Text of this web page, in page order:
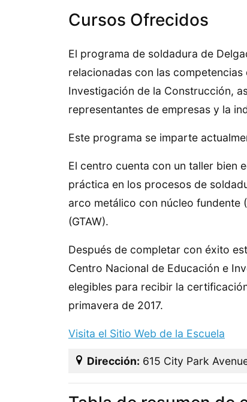
Cursos Ofrecidos
El programa de soldadura de
relacionadas con las
Investigación de la Construcción,
representantes de empresas y la
Este programa se imparte
El centro cuenta con un taller bien
práctica en los procesos de
arco metálico con núcleo fundente
(GTAW).
Después de completar con éxito
Centro Nacional de Educación e
elegibles para recibir la
primavera de 2017.
Visita el Sitio Web de la Escuela
Dirección: 615 City Park